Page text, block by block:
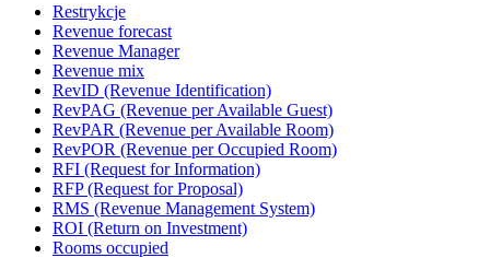
Restrykcje
Revenue forecast
Revenue Manager
Revenue mix
RevID (Revenue Identification)
RevPAG (Revenue per Available Guest)
RevPAR (Revenue per Available Room)
RevPOR (Revenue per Occupied Room)
RFI (Request for Information)
RFP (Request for Proposal)
RMS (Revenue Management System)
ROI (Return on Investment)
Rooms occupied